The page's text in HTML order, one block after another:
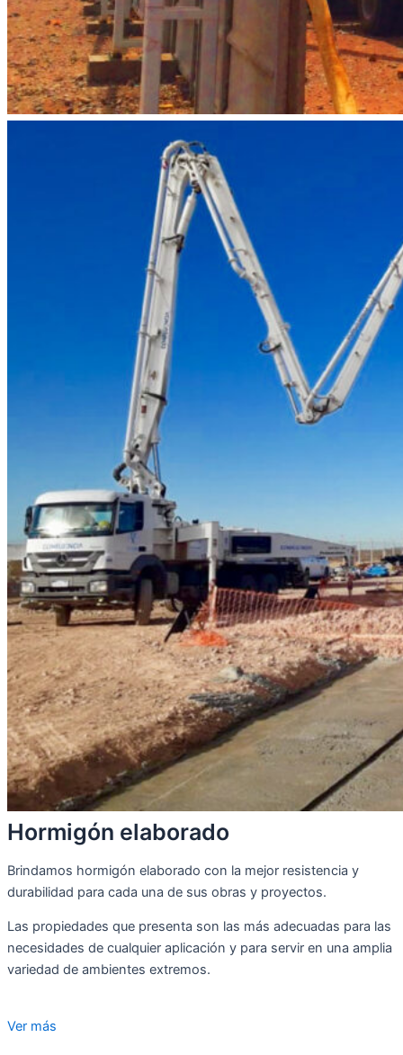
Hormigón elaborado
Brindamos hormigón elaborado con la mejor resistencia y
durabilidad para cada una de sus obras y proyectos.
Las propiedades que presenta son las más adecuadas para las
necesidades de cualquier aplicación y para servir en una amplia
variedad de ambientes extremos.
Ver más